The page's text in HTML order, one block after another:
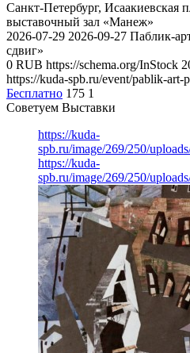
Санкт-Петербург, Исаакиевская
выставочный зал «Манеж»
2026-07-29 2026-09-27 Паблик-
сдвиг»
0 RUB https://schema.org/InStock
https://kuda-spb.ru/event/pablik-art-
Бесплатно 175 1
Советуем Выставки
https://kuda-
spb.ru/image/269/250/
https://kuda-
spb.ru/image/269/250/